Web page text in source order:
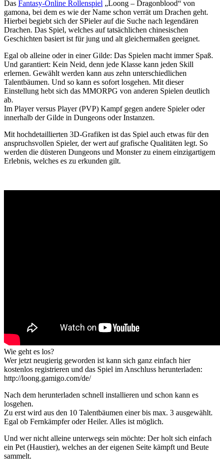
Das Fantasy-Online Rollenspiel „Loong – Dragonblood“ von
gamona, bei dem es wie der Name schon verrät um Drachen geht.
Hierbei begiebt sich der SPieler auf die Suche nach legendären
Drachen. Das Spiel, welches auf tatsächlichen chinesischen
Geschichten basiert ist für jung und alt gleichermaßen geeignet.
Egal ob alleine oder in einer Gilde: Das Spielen macht immer Spaß.
Und garantiert: Kein Neid, denn jede Klasse kann jeden Skill
erlernen. Gewählt werden kann aus zehn unterschiedlichen
Talentbäumen. Und so kann es sofort losgehen. Mit dieser
Einstellung hebt sich das MMORPG von anderen Spielen deutlich
ab.
Im Player versus Player (PVP) Kampf gegen andere Spieler oder
innerhalb der Gilde in Dungeons oder Instanzen.
Mit hochdetaillierten 3D-Grafiken ist das Spiel auch etwas für den
anspruchsvollen Spieler, der wert auf grafische Qualitäten legt. So
werden die düsteren Dungeons und Monster zu einem einzigartigem
Erlebnis, welches es zu erkunden gilt.
Wie geht es los?
Wer jetzt neugierig geworden ist kann sich ganz einfach hier
kostenlos registrieren und das Spiel im Anschluss herunterladen:
http://loong.gamigo.com/de/
Nach dem herunterladen schnell installieren und schon kann es
losgehen.
Zu erst wird aus den 10 Talentbäumen einer bis max. 3 ausgewählt.
Egal ob Fernkämpfer oder Heiler. Alles ist möglich.
Und wer nicht alleine unterwegs sein möchte: Der holt sich einfach
ein Pet (Haustier), welches an der eigenen Seite kämpft und Beute
sammelt.